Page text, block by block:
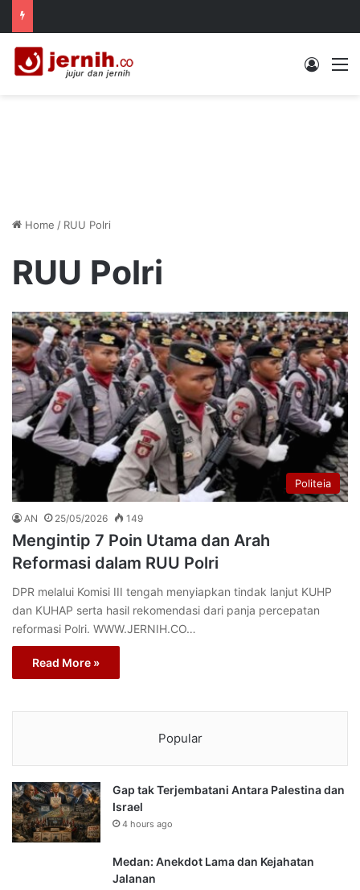
Log In
Home / RUU Polri
RUU Polri
Politeia
AN 25/05/2026 149
Mengintip 7 Poin Utama dan Arah
Reformasi dalam RUU Polri
DPR melalui Komisi III tengah menyiapkan tindak lanjut KUHP
dan KUHAP serta hasil rekomendasi dari panja percepatan
reformasi Polri. WWW.JERNIH.CO…
Read More »
Popular
Gap tak Terjembatani Antara Palestina dan
Israel
4 hours ago
Medan: Anekdot Lama dan Kejahatan
Jalanan